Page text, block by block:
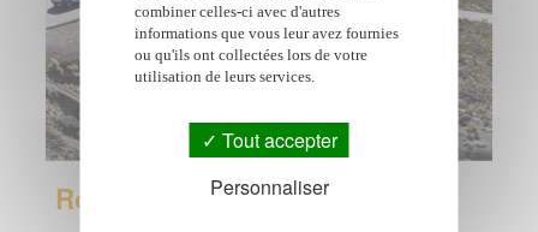
Routes touristiques
combiner celles-ci avec d'autres
informations que vous leur avez fournies
ou qu'ils ont collectées lors de votre
utilisation de leurs services.
Tout accepter
Personnaliser